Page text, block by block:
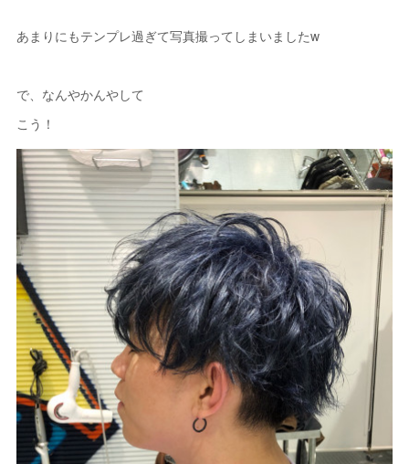
あまりにもテンプレ過ぎて写真撮ってしまいましたw
で、なんやかんやして
こう！